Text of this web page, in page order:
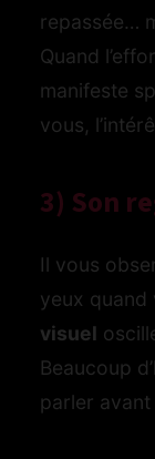
repassée…
Quand
manifeste
vous,
3) Son
Il vous
yeux quand
visuel
Beaucoup
parler